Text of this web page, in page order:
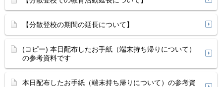
【分散登校の期間の延長について】
(コピー) 本日配布したお手紙（端末持ち帰りについて）
の参考資料です
本日配布したお手紙（端末持ち帰りについて）の参考資